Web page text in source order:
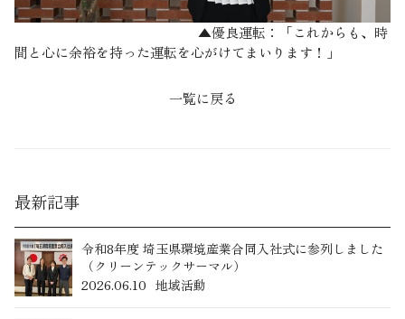
最新記事
令和8年度 埼玉県環境産業合同入社式に参列しました
（クリーンテックサーマル）
2026.06.10 地域活動
▲優良運転：「これからも、時
間と心に余裕を持った運転を心がけてまいります！」
一覧に戻る